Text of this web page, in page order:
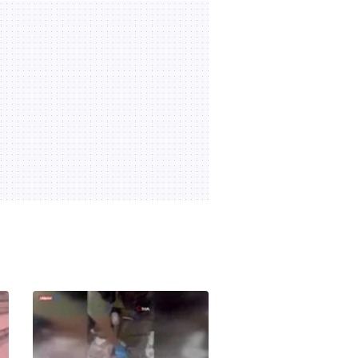
00:40
skandal! "G" harfini "6"
sayıp AK Parti'nin oyunu
iptal etti
05.08.2026 | 19:48
00:47
İstanbul’da uyuşturucu
operasyonu: 257 bin 850
adet uyuşturucu hap ele
geçirildi | Video
05.08.2026 | 12:25
03:47
Beyoğlu'nda 8 aracın
karıştığı kazada 5 kişi
yaralandı
04.08.2026 | 22:11
02:32
SON DAKİKA: MHP lideri
Bahçeli 'çerçeve yasa'
teklifine imza attı | Video
04.08.2026 | 14:10
Başkan Erdoğan Anıtkabir'i
00:27
Elektrikli fırından çıkan
yangın evi kullanılamaz
hale getirdi
02.08.2026 | 22:18